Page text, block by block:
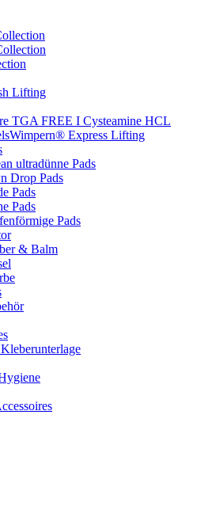
Lifting
TGA FREE I Cysteamine HCL
Express Lifting
ultradünne Pads
Drop Pads
Pads
Pads
Pads
& Balm